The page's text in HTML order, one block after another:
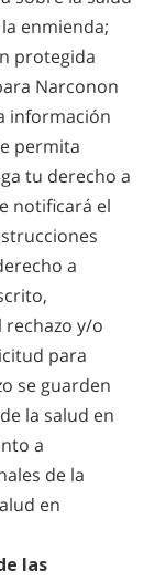
enmienda;
protegida
Narconon
información
permita
tu derecho a
notificará el
a
rechazo y/o
para
se guarden
la salud en
a
de la
en
las